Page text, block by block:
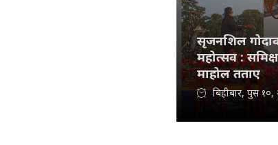
सृजनशिल
महोत्सव :
माहोल तताए
बिहीबार, पुस १०,